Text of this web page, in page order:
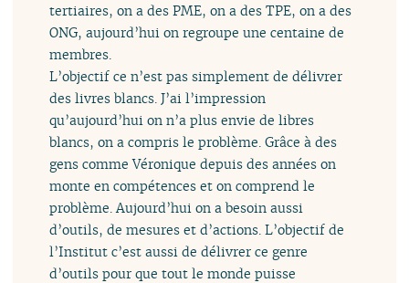
tertiaires, on a des PME, on a des TPE, on a des
ONG, aujourd’hui on regroupe une centaine de
membres.
L’objectif ce n’est pas simplement de délivrer
des livres blancs. J’ai l’impression
qu’aujourd’hui on n’a plus envie de libres
blancs, on a compris le problème. Grâce à des
gens comme Véronique depuis des années on
monte en compétences et on comprend le
problème. Aujourd’hui on a besoin aussi
d’outils, de mesures et d’actions. L’objectif de
l’Institut c’est aussi de délivrer ce genre
d’outils pour que tout le monde puisse